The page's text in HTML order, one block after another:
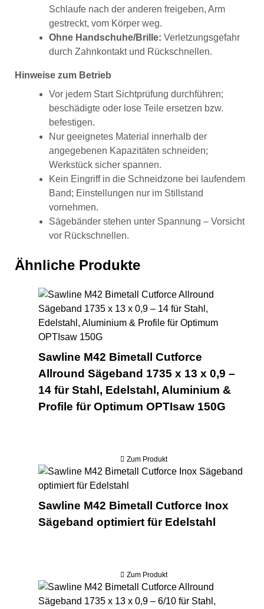
Schlaufe nach der anderen freigeben, Arm
gestreckt, vom Körper weg.
Ohne Handschuhe/Brille: Verletzungsgefahr
durch Zahnkontakt und Rückschnellen.
Hinweise zum Betrieb
Vor jedem Start Sichtprüfung durchführen;
beschädigte oder lose Teile ersetzen bzw.
befestigen.
Nur geeignetes Material innerhalb der
angegebenen Kapazitäten schneiden;
Werkstück sicher spannen.
Kein Eingriff in die Schneidzone bei laufendem
Band; Einstellungen nur im Stillstand
vornehmen.
Sägebänder stehen unter Spannung – Vorsicht
vor Rückschnellen.
Ähnliche Produkte
Sawline M42 Bimetall Cutforce
Allround Sägeband 1735 x 13 x 0,9 –
14 für Stahl, Edelstahl, Aluminium &
Profile für Optimum OPTIsaw 150G
Zum Produkt
Sawline M42 Bimetall Cutforce Inox
Sägeband optimiert für Edelstahl
Zum Produkt